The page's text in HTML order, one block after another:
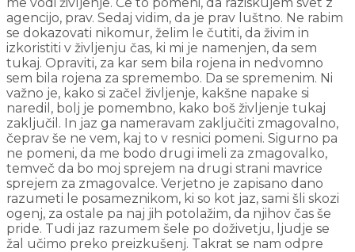
agencijo, prav. Sedaj vidim, da je prav luštno. Ne rabim
se dokazovati nikomur, želim le čutiti, da živim in
izkoristiti v življenju čas, ki mi je namenjen, da sem
tukaj. Opraviti, za kar sem bila rojena in nedvomno
sem bila rojena za spremembo. Da se spremenim. Ni
važno je, kako si začel življenje, kakšne napake si
naredil, bolj je pomembno, kako boš življenje tukaj
zaključil. In jaz ga nameravam zaključiti zmagovalno,
čeprav še ne vem, kaj to v resnici pomeni. Sigurno pa
ne pomeni, da me bodo drugi imeli za zmagovalko,
temveč da bo moj sprejem na drugi strani mavrice
sprejem za zmagovalce. Verjetno je zapisano dano
razumeti le posameznikom, ki so kot jaz, sami šli skozi
ogenj, za ostale pa naj jih potolažim, da njihov čas še
pride. Tudi jaz razumem šele po doživetju, ljudje se
žal učimo preko preizkušenj. Takrat se nam odpre